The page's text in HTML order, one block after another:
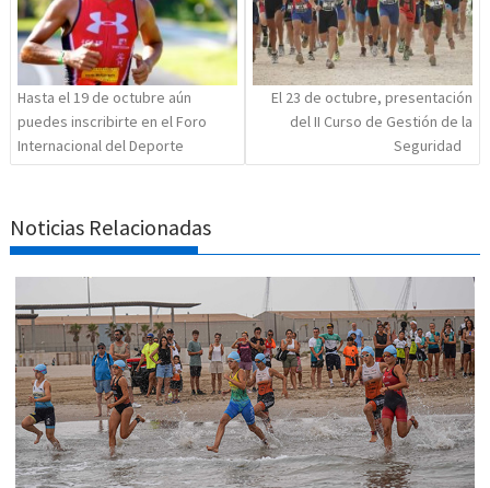
Hasta el 19 de octubre aún
puedes inscribirte en el Foro
Internacional del Deporte
El 23 de octubre, presentación
del II Curso de Gestión de la
Seguridad
Noticias Relacionadas